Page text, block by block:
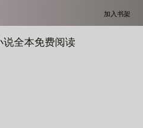
加入书架
说全本免费阅读